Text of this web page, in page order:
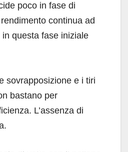
poco in fase di
continua ad
questa fase iniziale
sovrapposizione e i tiri
bastano per
L’assenza di